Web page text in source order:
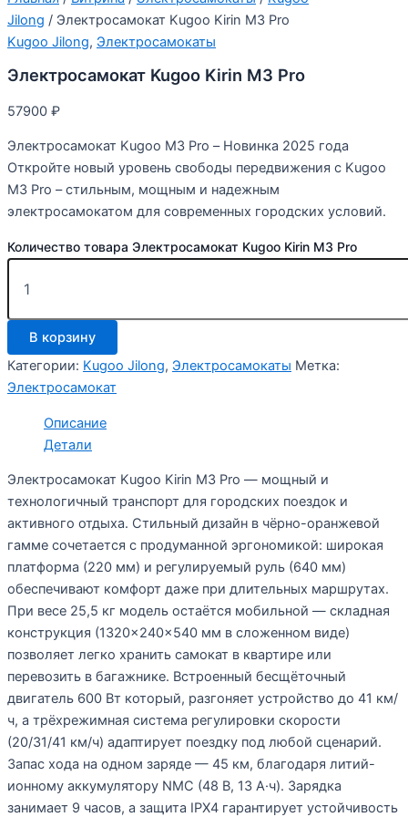
Jilong / Электросамокат Kugoo Kirin M3 Pro
Kugoo Jilong, Электросамокаты
Электросамокат Kugoo Kirin M3 Pro
57900 ₽
Электросамокат Kugoo M3 Pro – Новинка 2025 года
Откройте новый уровень свободы передвижения с Kugoo
M3 Pro – стильным, мощным и надежным
электросамокатом для современных городских условий.
Количество товара Электросамокат Kugoo Kirin M3 Pro
В корзину
Категории: Kugoo Jilong, Электросамокаты Метка:
Электросамокат
Описание
Детали
Электросамокат Kugoo Kirin M3 Pro — мощный и
технологичный транспорт для городских поездок и
активного отдыха. Стильный дизайн в чёрно-оранжевой
гамме сочетается с продуманной эргономикой: широкая
платформа (220 мм) и регулируемый руль (640 мм)
обеспечивают комфорт даже при длительных маршрутах.
При весе 25,5 кг модель остаётся мобильной — складная
конструкция (1320×240×540 мм в сложенном виде)
позволяет легко хранить самокат в квартире или
перевозить в багажнике. Встроенный бесщёточный
двигатель 600 Вт который, разгоняет устройство до 41 км/
ч, а трёхрежимная система регулировки скорости
(20/31/41 км/ч) адаптирует поездку под любой сценарий.
Запас хода на одном заряде — 45 км, благодаря литий-
ионному аккумулятору NMC (48 В, 13 А·ч). Зарядка
занимает 9 часов, а защита IPX4 гарантирует устойчивость